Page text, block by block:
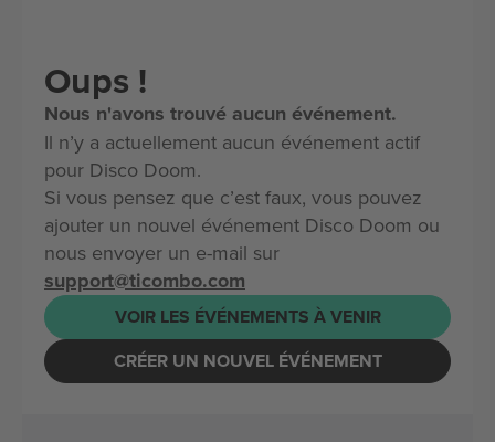
Oups !
Nous n'avons trouvé aucun événement.
Il n’y a actuellement aucun événement actif
pour Disco Doom.
Si vous pensez que c’est faux, vous pouvez
ajouter un nouvel événement Disco Doom ou
nous envoyer un e-mail sur
support@ticombo.com
VOIR LES ÉVÉNEMENTS À VENIR
CRÉER UN NOUVEL ÉVÉNEMENT